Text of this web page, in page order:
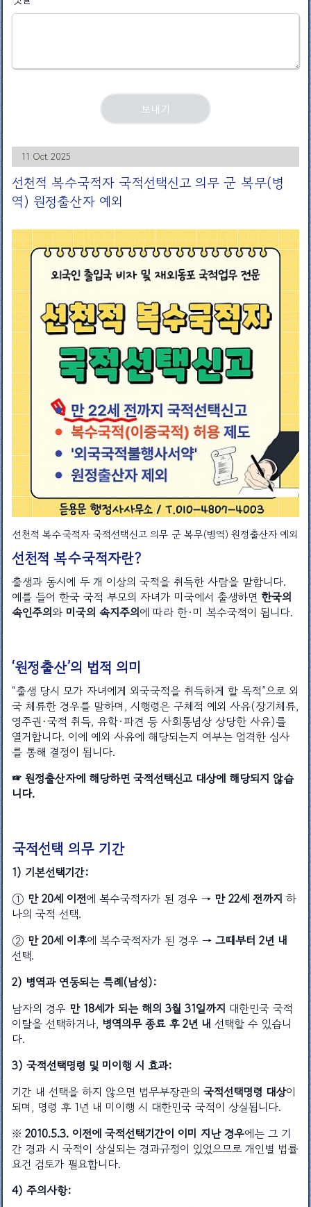
11 Oct 2025
선천적 복수국적자 국적선택신고 의무 군 복무(병
역) 원정출산자 예외
선천적 복수국적자 국적선택신고 의무 군 복무(병역) 원정출산자 예외
선천적 복수국적자란?
출생과 동시에 두 개 이상의 국적을 취득한 사람을 말합니다.
예를 들어 한국 국적 부모의 자녀가 미국에서 출생하면 한국의
속인주의와미국의 속지주의에 따라 한·미 복수국적이 됩니다.
‘원정출산’의 법적 의미
“출생 당시 모가 자녀에게 외국국적을 취득하게 할 목적”으로 외
국 체류한 경우를 말하며, 시행령은 구체적 예외 사유(장기체류,
영주권·국적 취득, 유학·파견 등 사회통념상 상당한 사유)를
열거합니다. 이에 예외 사유에 해당되는지 여부는 엄격한 심사
를 통해 결정이 됩니다.
☞ 원정출산자에 해당하면 국적선택신고 대상에 해당되지 않습
니다.
국적선택 의무 기간
1) 기본선택기간:
① 만 20세 이전에 복수국적자가 된 경우 → 만 22세 전까지하
나의 국적 선택.
② 만 20세 이후에 복수국적자가 된 경우 →그때부터 2년 내
선택.
2) 병역과 연동되는 특례(남성):
남자의 경우 만 18세가 되는 해의 3월 31일까지 대한민국 국적
이탈을 선택하거나, 병역의무 종료 후 2년 내 선택할 수 있습니
다.
3) 국적선택명령 및 미이행 시 효과:
기간 내 선택을 하지 않으면 법무부장관의국적선택명령 대상이
되며, 명령 후 1년 내 미이행 시 대한민국 국적이 상실됩니다.
※2010.5.3. 이전에 국적선택기간이 이미 지난 경우에는 그 기
간 경과 시 국적이 상실되는 경과규정이 있었으므로 개인별 법률
요건 검토가 필요합니다.
4) 주의사항: